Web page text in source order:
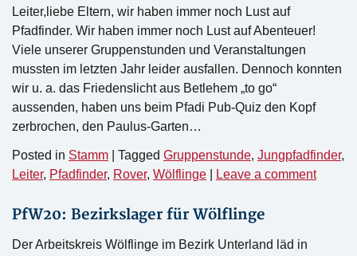
Leiter,liebe Eltern, wir haben immer noch Lust auf
Pfadfinder. Wir haben immer noch Lust auf Abenteuer!
Viele unserer Gruppenstunden und Veranstaltungen
mussten im letzten Jahr leider ausfallen. Dennoch konnten
wir u. a. das Friedenslicht aus Betlehem „to go“
aussenden, haben uns beim Pfadi Pub-Quiz den Kopf
zerbrochen, den Paulus-Garten…
Posted in Stamm Tagged Gruppenstunde, Jungpfadfinder,
Leiter, Pfadfinder, Rover, Wölflinge Leave a comment
PfW20: Bezirkslager für Wölflinge
Der Arbeitskreis Wölflinge im Bezirk Unterland läd in